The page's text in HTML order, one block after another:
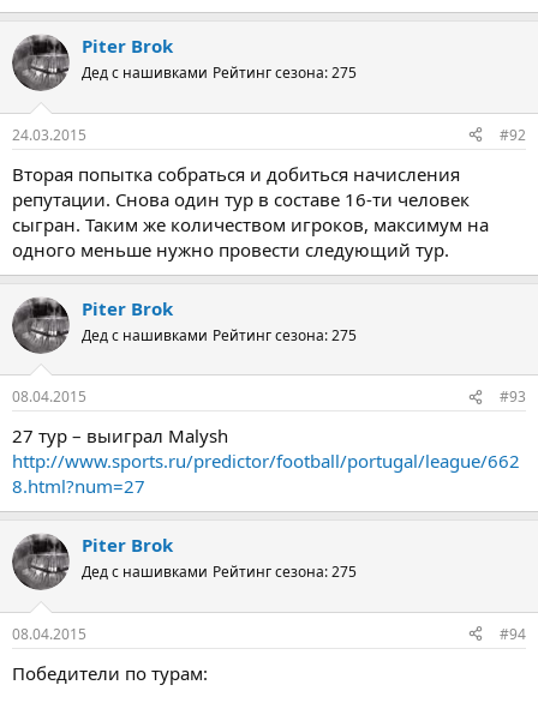
Piter Brok
Дед с нашивками Рейтинг сезона: 275
24.03.2015 #92
Вторая попытка собраться и добиться начисления
репутации. Снова один тур в составе 16-ти человек
сыгран. Таким же количеством игроков, максимум на
одного меньше нужно провести следующий тур.
Piter Brok
Дед с нашивками Рейтинг сезона: 275
08.04.2015 #93
27 тур – выиграл Malysh
http://www.sports.ru/predictor/football/portugal/league/662
8.html?num=27
Piter Brok
Дед с нашивками Рейтинг сезона: 275
08.04.2015 #94
Победители по турам: